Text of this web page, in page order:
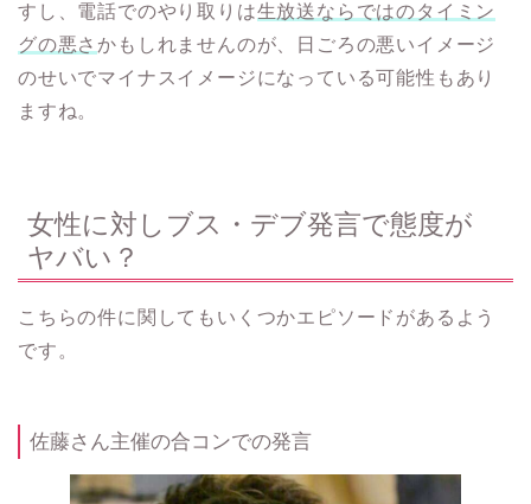
すし、電話でのやり取りは生放送ならではのタイミン
グの悪さかもしれませんのが、日ごろの悪いイメージ
のせいでマイナスイメージになっている可能性もあり
ますね。
女性に対しブス・デブ発言で態度が
ヤバい？
こちらの件に関してもいくつかエピソードがあるよう
です。
佐藤さん主催の合コンでの発言